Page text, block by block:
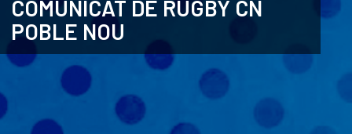
COMUNICAT DE RUGBY CN
POBLE NOU